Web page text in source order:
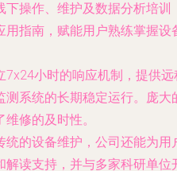
下操作、维护及数据分析培训
用指南，赋能用户熟练掌握设
7x24小时的响应机制，提供远
测系统的长期稳定运行。庞大
修的及时性。
统的设备维护，公司还能为用
解读支持，并与多家科研单位